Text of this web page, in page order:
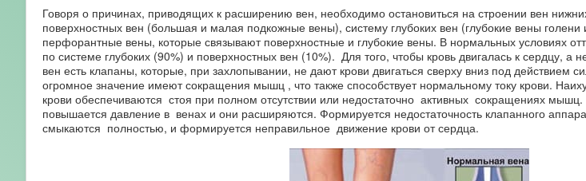
Говоря о причинах, приводящих к расширению вен, необходимо остановиться на строении вен
поверхностных вен (большая и малая подкожные вены), систему глубоких вен (глубокие вены
перфорантные вены, которые связывают поверхностные и глубокие вены. В нормальных условиях
по системе глубоких (90%) и поверхностных вен (10%). Для того, чтобы кровь двигалась к сердцу, а
вен есть клапаны, которые, при захлопывании, не дают крови двигаться сверху вниз под действием
огромное значение имеют сокращения мышц , что также способствует нормальному току крови.
крови обеспечиваются стоя при полном отсутствии или недостаточно активных сокращениях мышц.
повышается давление в венах и они расширяются. Формируется недостаточность клапанного
смыкаются полностью, и формируется неправильное движение крови от сердца.